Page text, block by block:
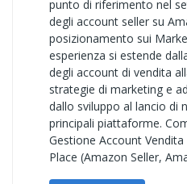
punto di riferimento nel
degli account seller su
posizionamento sui
esperienza si estende
degli account di vendita
strategie di marketing e
dallo sviluppo al lancio di
principali piattaforme.
Gestione Account
Place (Amazon Seller,